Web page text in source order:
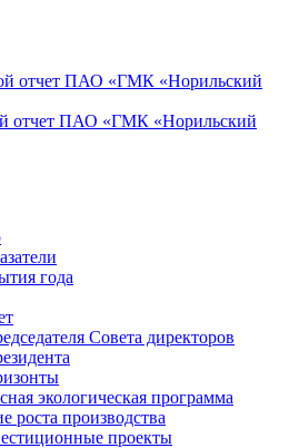
отчет ПАО «ГМК «Норильский
отчет ПАО «ГМК «Норильский
года
Совета директоров
экологическая программа
роста производства
проекты